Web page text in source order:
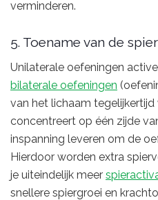
verminderen.
5. Toename van de
Unilaterale oefeningen
bilaterale oefeningen
van het lichaam tegelijkertijd
concentreert op één zijde
inspanning leveren om de
Hierdoor worden extra
je uiteindelijk meer
snellere spiergroei en